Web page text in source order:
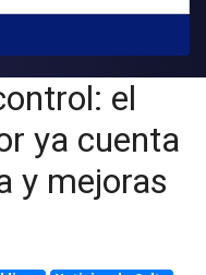
el
ya cuenta
y mejoras